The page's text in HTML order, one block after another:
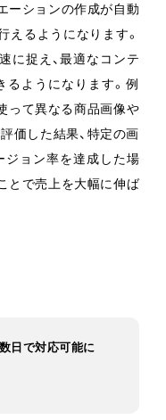
ーションの作成が自動
えるようになります。
に捉え、最適なコンテ
ようになります。例
って異なる商品画像や
価した結果、特定の画
ジョン率を達成した場
とで売上を大幅に伸ば
日で対応可能に